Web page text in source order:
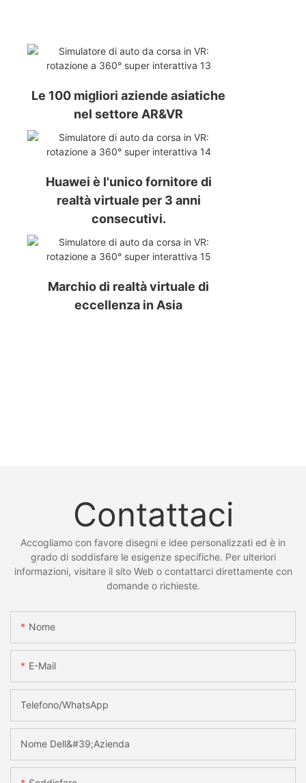
Le 100 migliori aziende asiatiche
nel settore AR&VR
Huawei è l'unico fornitore di
realtà virtuale per 3 anni
consecutivi.
Marchio di realtà virtuale di
eccellenza in Asia
Contattaci
Accogliamo con favore disegni e idee personalizzati ed è in
grado di soddisfare le esigenze specifiche. Per ulteriori
informazioni, visitare il sito Web o contattarci direttamente con
domande o richieste.
Nome
E-Mail
Telefono/WhatsApp
Nome Dell&#39;azienda